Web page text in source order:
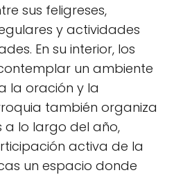
sus feligreses,
y actividades
En su interior, los
un ambiente
la oración y la
también organiza
a lo largo del año,
activa de la
un espacio donde